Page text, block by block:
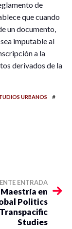
de
que cuando
un documento,
imputable al
a la
derivados de la
URBANOS #
ENTRADA
Maestría en
Politics
Studies